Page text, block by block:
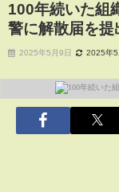
100年続いた組
警に解散届を提
2025年5月9日 2025年5